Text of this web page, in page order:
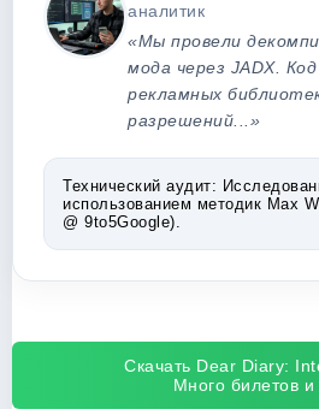
аналитик
«Мы провели
мода через JADX.
рекламных
разрешений...»
Технический аудит:
использованием методик Max
@ 9to5Google).
Скачать Dear Diary:
Много билетов